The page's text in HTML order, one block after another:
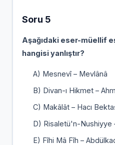
Soru 5
Aşağıdaki eser-müellif
hangisi yanlıştır?
A) Mesnevî – Mevlânâ
B) Divan-ı Hikmet –
C) Makâlât – Hacı
D) Risaletü'n-Nushiyye
E) Fîhi Mâ Fîh –